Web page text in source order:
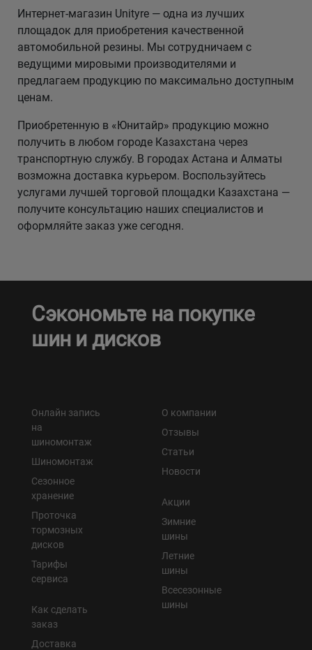
Интернет-магазин Unityre — одна из лучших
площадок для приобретения качественной
автомобильной резины. Мы сотрудничаем с
ведущими мировыми производителями и
предлагаем продукцию по максимально доступным
ценам.
Приобретенную в «Юнитайр» продукцию можно
получить в любом городе Казахстана через
транспортную службу. В городах Астана и Алматы
возможна доставка курьером. Воспользуйтесь
услугами лучшей торговой площадки Казахстана —
получите консультацию наших специалистов и
оформляйте заказ уже сегодня.
Сэкономьте на покупке
шин и дисков
Онлайн запись
на
шиномонтаж
Шиномонтаж
Сезонное
хранение
Проточка
тормозных
дисков
Тарифы
сервиса
Как сделать
заказ
Доставка
О компании
Отзывы
Статьи
Новости
Акции
Зимние
шины
Летние
шины
Всесезонные
шины